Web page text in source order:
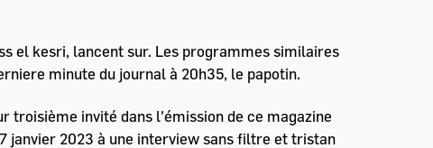
el kesri, lancent sur. Les programmes similaires
minute du journal à 20h35, le papotin.
troisième invité dans l'émission de ce magazine
janvier 2023 à une interview sans filtre et tristan